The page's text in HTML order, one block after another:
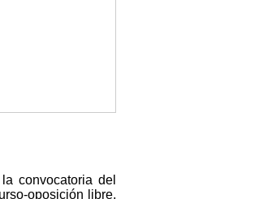
convocatoria del
oposición libre,